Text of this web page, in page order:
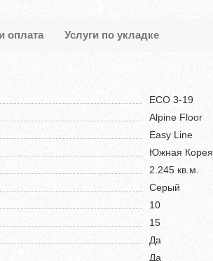
оплата Услуги по укладке
ECO 3-19
Alpine Floor
Easy Line
Южная Корея
2.245 кв.м.
Серый
10
15
Да
Да